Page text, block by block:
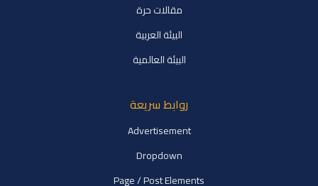
مقالات حرة
البيئة العربية
البيئة العالمية
روابط سريعة
Advertisement
Dropdown
Page / Post Elements